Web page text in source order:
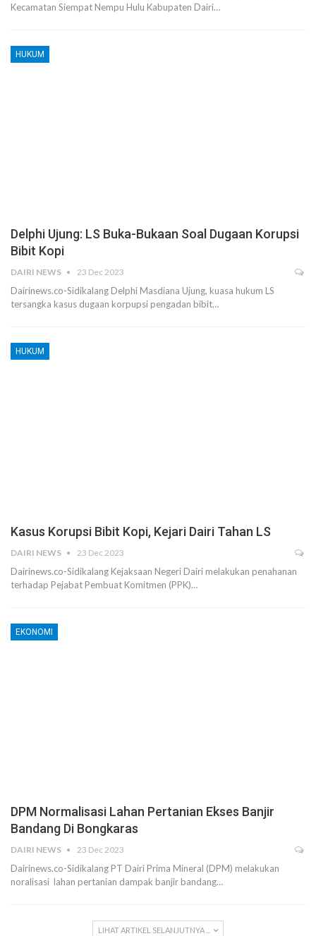
Kecamatan Siempat Nempu Hulu Kabupaten Dairi…
HUKUM
Delphi Ujung: LS Buka-Bukaan Soal Dugaan Korupsi
Bibit Kopi
DAIRI NEWS 23 Dec 2023
Dairinews.co-Sidikalang Delphi Masdiana Ujung, kuasa hukum LS
tersangka kasus dugaan korpupsi pengadan bibit…
HUKUM
Kasus Korupsi Bibit Kopi, Kejari Dairi Tahan LS
DAIRI NEWS 23 Dec 2023
Dairinews.co-Sidikalang Kejaksaan Negeri Dairi melakukan penahanan
terhadap Pejabat Pembuat Komitmen (PPK)…
EKONOMI
DPM Normalisasi Lahan Pertanian Ekses Banjir
Bandang Di Bongkaras
DAIRI NEWS 23 Dec 2023
Dairinews.co-Sidikalang PT Dairi Prima Mineral (DPM) melakukan
noralisasi lahan pertanian dampak banjir bandang…
LIHAT ARTIKEL SELANJUTNYA ...